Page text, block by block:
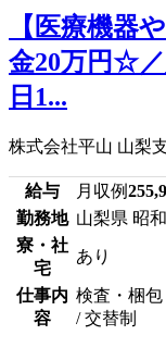
【医療機器
金20万円☆
日1...
株式会社平山 山梨
給与 月収例
勤務地 山梨県 昭
寮・社
宅
あり
仕事内
容
検査・梱
/ 交替制